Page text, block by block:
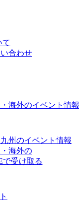
て
合わせ
海外のイベント情報
州のイベント情報
海外の
で受け取る